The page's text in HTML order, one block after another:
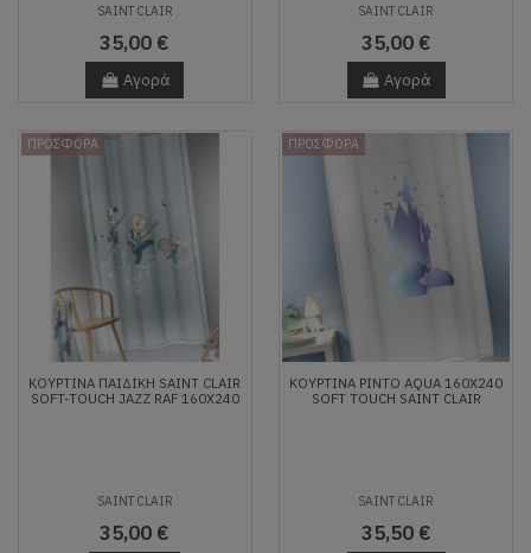
SAINT CLAIR
35,00 €
Αγορά
SAINT CLAIR
35,00 €
Αγορά
ΠΡΟΣΦΟΡΑ
ΚΟΥΡΤΙΝΑ ΠΑΙΔΙΚΗ SAINT CLAIR
SOFT-TOUCH JAZZ RAF 160X240
SAINT CLAIR
35,00 €
ΠΡΟΣΦΟΡΑ
ΚΟΥΡΤΊΝΑ PINTO AQUA 160X240
SOFT TOUCH SAINT CLAIR
SAINT CLAIR
35,50 €